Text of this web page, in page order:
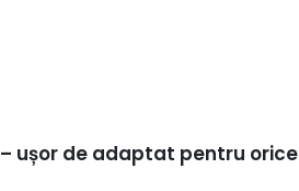
ușor de adaptat pentru orice